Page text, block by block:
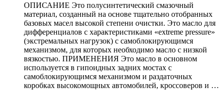
составляла
3.406,16 р..
3.181,64 р..
ОПИСАНИЕ Это полусинтетический смазочный
материал, созданный на основе тщательно отобранных
базовых масел высокой степени очистки. Это масло для
дифференциалов с характеристиками «extreme pressure»
(экстремальных нагрузок) с самоблокирующимся
механизмом, для которых необходимо масло с низкой
вязкостью. ПРИМЕНЕНИЯ Это масло в основном
используется в гипоидных задних мостах с
самоблокирующимся механизмом и раздаточных
коробках высокомощных автомобилей, кроссоверов и …